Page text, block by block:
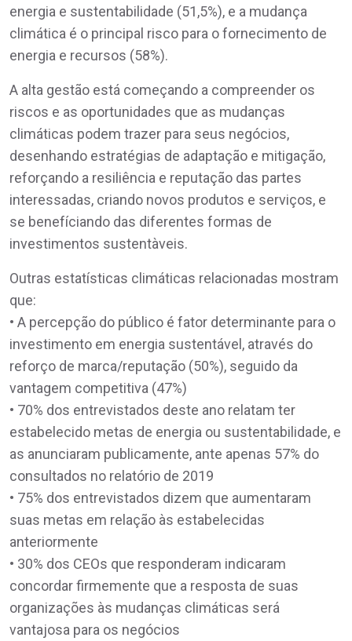
energia e sustentabilidade (51,5%), e a mudança
climática é o principal risco para o fornecimento de
energia e recursos (58%).
A alta gestão está começando a compreender os
riscos e as oportunidades que as mudanças
climáticas podem trazer para seus negócios,
desenhando estratégias de adaptação e mitigação,
reforçando a resiliência e reputação das partes
interessadas, criando novos produtos e serviços, e
se benefíciando das diferentes formas de
investimentos sustentàveis.
Outras estatísticas climáticas relacionadas mostram
que:
• A percepção do público é fator determinante para o
investimento em energia sustentável, através do
reforço de marca/reputação (50%), seguido da
vantagem competitiva (47%)
• 70% dos entrevistados deste ano relatam ter
estabelecido metas de energia ou sustentabilidade, e
as anunciaram publicamente, ante apenas 57% do
consultados no relatório de 2019
• 75% dos entrevistados dizem que aumentaram
suas metas em relação às estabelecidas
anteriormente
• 30% dos CEOs que responderam indicaram
concordar firmemente que a resposta de suas
organizações às mudanças climáticas será
vantajosa para os negócios